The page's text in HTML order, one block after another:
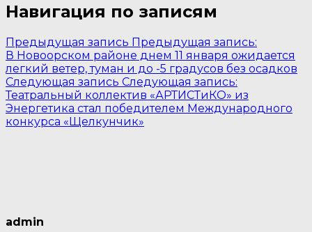
Навигация по записям
Предыдущая запись Предыдущая запись:
В Новоорском районе днем 11 января ожидается
легкий ветер, туман и до -5 градусов без осадков
Следующая запись Следующая запись:
Театральный коллектив «АРТИСТиКО» из
Энергетика стал победителем Международного
конкурса «Щелкунчик»
admin